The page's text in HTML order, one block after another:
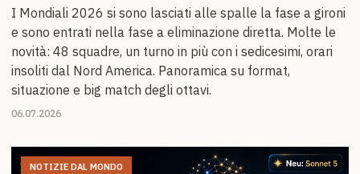
I Mondiali 2026 si sono lasciati alle spalle la fase a gironi
e sono entrati nella fase a eliminazione diretta. Molte le
novità: 48 squadre, un turno in più con i sedicesimi, orari
insoliti dal Nord America. Panoramica su format,
situazione e big match degli ottavi.
06.07.2026
NOTIZIE DAL MONDO